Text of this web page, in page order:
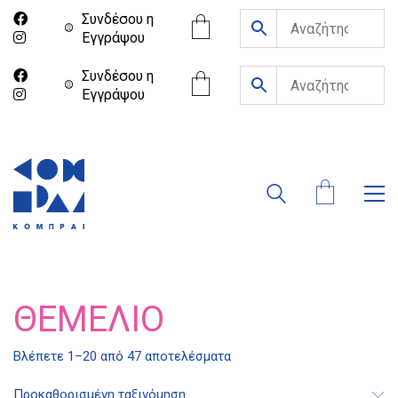
Συνδέσου η
Eγγράψου
Συνδέσου η
Eγγράψου
ΘΕΜΈΛΙΟ
Βλέπετε 1–20 από 47 αποτελέσματα
Προκαθορισμένη ταξινόμηση